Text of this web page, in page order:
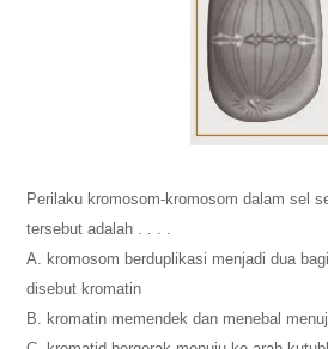
Perilaku kromosom-kromosom dalam sel
tersebut adalah . . . .
A. kromosom berduplikasi menjadi dua
disebut kromatin
B. kromatin memendek dan menebal